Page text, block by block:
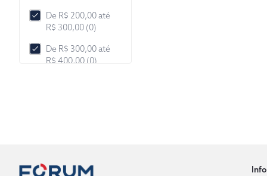
De R$ 200,00 até
R$ 300,00 (0)
De R$ 300,00 até
R$ 400,00 (0)